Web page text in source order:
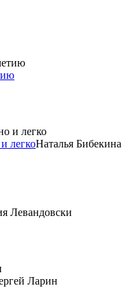
легкоНаталья Бибекина
Левандовски
Ларин